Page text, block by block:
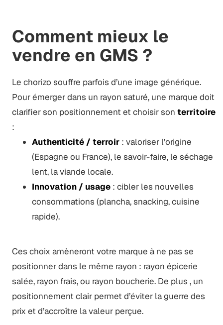
Comment mieux le
vendre en GMS ?
Le chorizo souffre parfois d’une image générique.
Pour émerger dans un rayon saturé, une marque doit
clarifier son positionnement et choisir son territoire
:
Authenticité / terroir: valoriser l’origine
(Espagne ou France), le savoir-faire, le séchage
lent, la viande locale.
Innovation / usage: cibler les nouvelles
consommations (plancha, snacking, cuisine
rapide).
Ces choix amèneront votre marque à ne pas se
positionner dans le même rayon : rayon épicerie
salée, rayon frais, ou rayon boucherie. De plus , un
positionnement clair permet d’éviter la guerre des
prix et d’accroître la valeur perçue.